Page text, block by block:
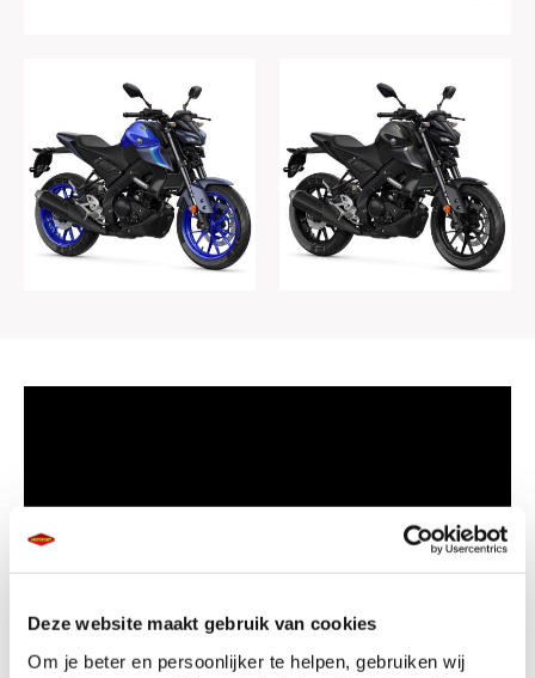
Deze website maakt gebruik van cookies
Om je beter en persoonlijker te helpen, gebruiken wij